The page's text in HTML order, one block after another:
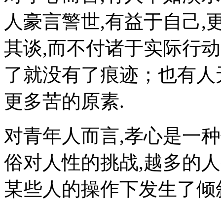
人豪言警世,有益于自己,
其谈,而不付诸于实际行
了就没有了痕迹；也有
更多苦的原素.
对青年人而言,孝心是一
俗对人性的挑战,越多的
某些人的操作下发生了